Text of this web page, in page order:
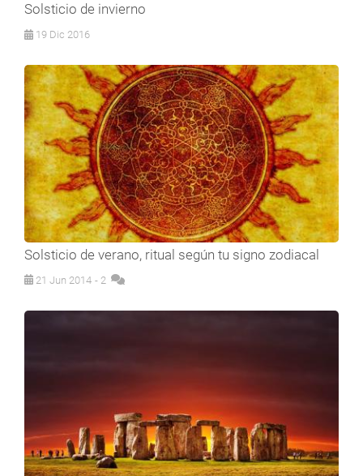
Solsticio de invierno
19 Dic 2016
Solsticio de verano, ritual según tu signo zodiacal
21 Jun 2014 - 2